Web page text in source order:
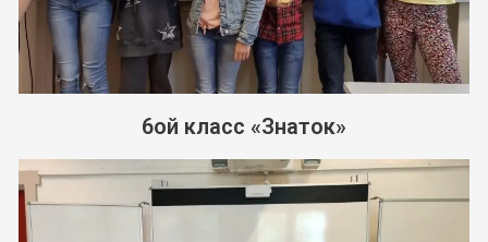
6ой класс «Знаток»